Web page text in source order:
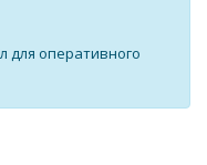
для оперативного